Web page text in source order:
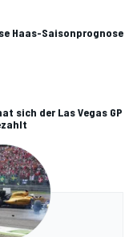
Haas-Saisonprognose
sich der Las Vegas GP